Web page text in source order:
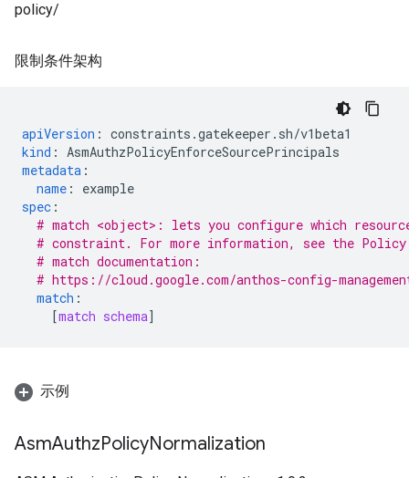
policy/
限制条件架构
apiVersion : constraints.gatekeeper.sh/v1beta1
kind : AsmAuthzPolicyEnforceSourcePrincipals
metadata :
name :
example
spec :
# match <object>: lets you configure which
# constraint. For more information, see the
# match documentation:
# https://cloud.google.com/anthos-config-
match :
[match schema]
示例
AsmAuthzPolicyNormalization